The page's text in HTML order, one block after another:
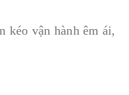
kéo vận hành êm ái,